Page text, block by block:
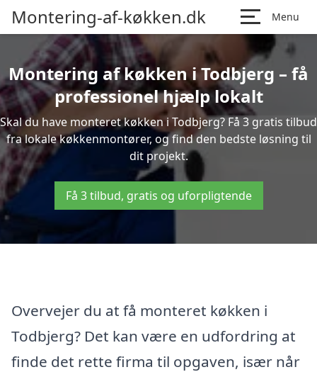
Montering-af-køkken.dk Menu
Montering af køkken i Todbjerg – få
professionel hjælp lokalt
Skal du have monteret køkken i Todbjerg? Få 3 gratis tilbud
fra lokale køkkenmontører, og find den bedste løsning til
dit projekt.
Få 3 tilbud, gratis og uforpligtende
Overvejer du at få monteret køkken i
Todbjerg? Det kan være en udfordring at
finde det rette firma til opgaven, især når